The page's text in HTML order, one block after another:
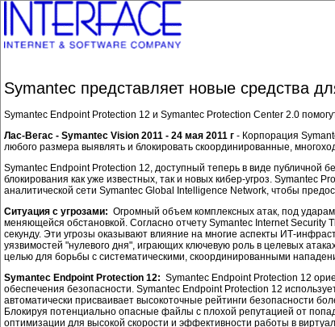
Symantec представляет новые средства
Symantec Endpoint Protection 12 и Symantec Protection Center 2.0
Лас-Вегас - Symantec Vision 2011 - 24 мая 2011 г - Корпорация
любого размера выявлять и блокировать скоординированные,
Symantec Endpoint Protection 12, доступный теперь в виде
блокирования как уже известных, так и новых кибер-угроз.
аналитической сети Symantec Global Intelligence Network, чтобы
Ситуация с угрозами: Огромный объем комплексных атак, под
меняющейся обстановкой. Согласно отчету Symantec Internet Security
секунду. Эти угрозы оказывают влияние на многие аспекты ИТ-
уязвимостей "нулевого дня", играющих ключевую роль в целевых
целью для борьбы с систематическими, скоординированными
Symantec Endpoint Protection 12: Symantec Endpoint Protection 12
обеспечения безопасности. Symantec Endpoint Protection 12
автоматически присваивает высокоточные рейтинги безопасности
Блокируя потенциально опасные файлы с плохой репутацией от
оптимизации для высокой скорости и эффективности работы в